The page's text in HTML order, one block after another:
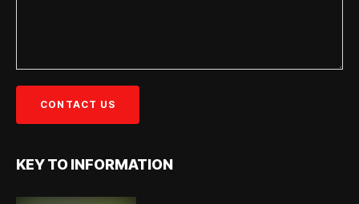
KEY TO INFORMATION